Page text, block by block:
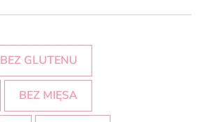
BEZ GLUTENU
BEZ MIĘSA